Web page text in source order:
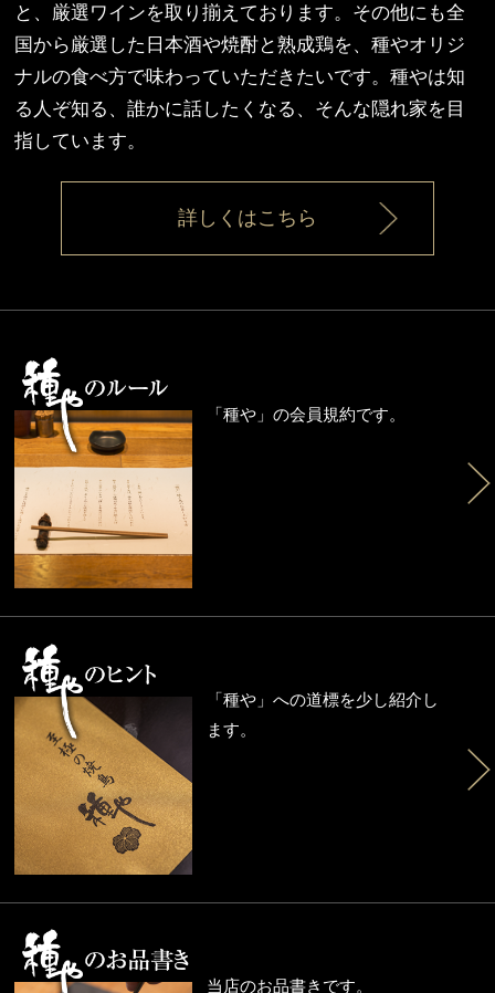
と、厳選ワインを取り揃えております。その他にも全
国から厳選した日本酒や焼酎と熟成鶏を、種やオリジ
ナルの食べ方で味わっていただきたいです。種やは知
る人ぞ知る、誰かに話したくなる、そんな隠れ家を目
指しています。
詳しくはこちら
「種や」の会員規約です。
「種や」への道標を少し紹介し
ます。
当店のお品書きです。